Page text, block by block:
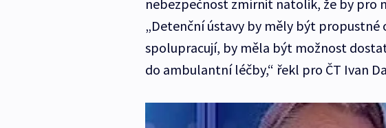
nebezpečnost zmírnit natolik, že by pro
„Detenční ústavy by měly být propustné
spolupracují, by měla být možnost
do ambulantní léčby,“ řekl pro ČT Ivan